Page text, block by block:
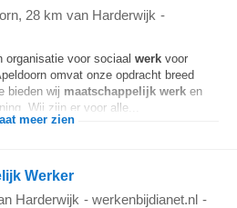
, 28 km van Harderwijk -
voor sociaal werk voor
omvat onze opdracht breed
bieden wij maatschappelijk werk en
Wij zijn er voor alle...
meer zien
Werker
Harderwijk - werkenbijdianet.nl -